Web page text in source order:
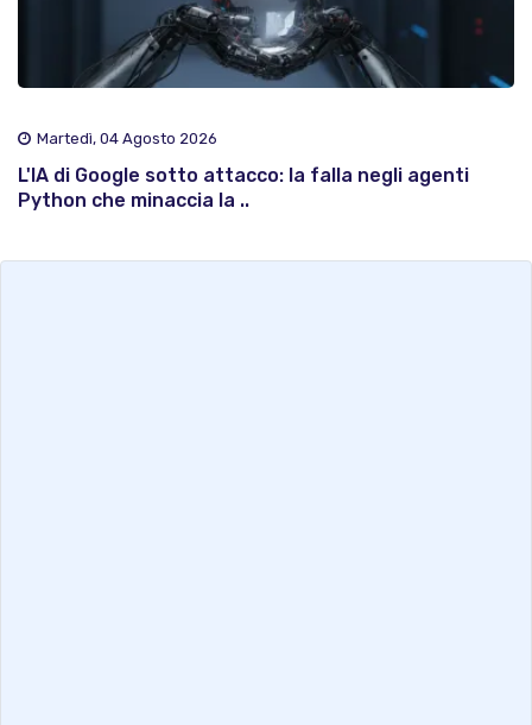
Martedì, 04 Agosto 2026
L'IA di Google sotto attacco: la falla negli agenti
Python che minaccia la ..